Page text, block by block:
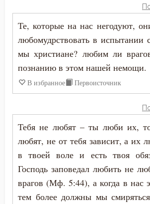
Война
Воля Божия
Воспитание
Высокомерие
Глаза
Гнев
Гордость
Арсений Великий
Афанасий (Сахаров)
Афанасий Великий
Варнава
Варсонофий Оптинский
Василий Великий
Григорий Богослов
Григорий Великий (Двоеслов)
Григорий Нисский
Те, которые на нас негодуют,
любомудрствовать в испытании
мы христиане? любим ли
познанию в этом нашей немощи.
В избранное Первоисточник
Тебя не любят – ты люби их,
любят, не от тебя зависит, а их
в твоей воле и есть твоя
Господь заповедал любить не
врагов (Мф. 5:44), а когда в нас
тем более должны мы